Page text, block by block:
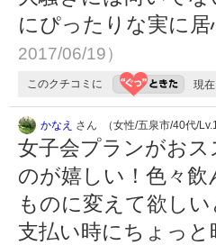
にぴったりな実に
2017/06/19）
このクチコミに 現在
かなえ さん （女性/五泉市/40代/
女子会プランがお
のが嬉しい！色々
ものに変えて欲し
支払い時にちょっ